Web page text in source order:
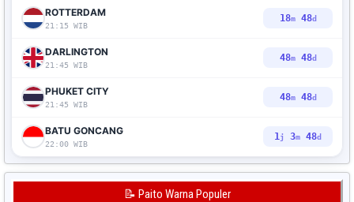
ROTTERDAM
21:15 WIB
18m47d
DARLINGTON
21:45 WIB
48m47d
PHUKET CITY
21:45 WIB
48m47d
BATU GONCANG
22:00 WIB
1j 3m 47d
📝 Paito Warna Populer